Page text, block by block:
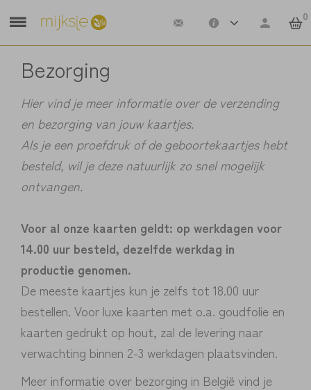
0
Bezorging
Hier vind je meer informatie over de verzending
en bezorging van jouw kaartjes.
Als je een proefdruk of de geboortekaartjes hebt
besteld, wil je deze natuurlijk zo snel mogelijk
ontvangen.
Voor al onze kaarten geldt: op werkdagen voor
14.00 uur besteld, dezelfde werkdag in
productie genomen.
De meeste kaartjes kun je zelfs tot 18.00 uur
bestellen. Voor luxe kaarten met o.a. goudfolie en
kaarten gedrukt op hout, zal de levering naar
verwachting binnen 2-3 werkdagen plaatsvinden.
Meer informatie over bezorging in België vind je